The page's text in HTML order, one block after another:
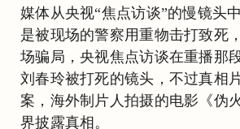
媒体从央视“焦点访谈”的慢镜头
是被现场的警察用重物击打致死
场骗局，央视焦点访谈在重播那
刘春玲被打死的镜头，不过真相
案，海外制片人拍摄的电影《伪
界披露真相。